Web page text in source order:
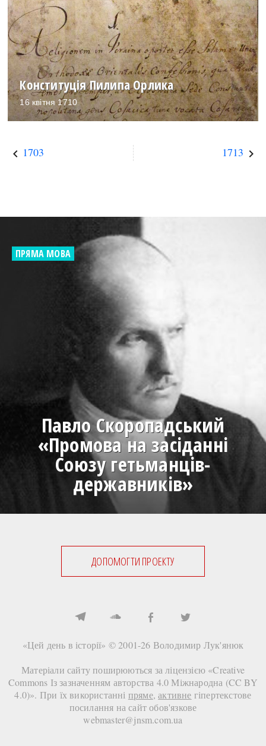
Конституція Пилипа Орлика
16 квітня 1710
keyboard_arrow_left 1703 1713 keyboard_arrow_right
ПРЯМА МОВА
Павло Скоропадський
«Промова на засіданні
Союзу гетьманців-
державників»
ДОПОМОГТИ ПРОЕКТУ
«Цей день в історії» © 2001-26 Володимир Лук'янюк
Матеріали сайту поширюються за ліцензією «Creative
Commons Із зазначенням авторства 4.0 Міжнародна (CC BY
4.0)». При їх використанні пряме,активне гіпертекстове
посилання на сайтобов'язкове
webmaster@jnsm.com.ua